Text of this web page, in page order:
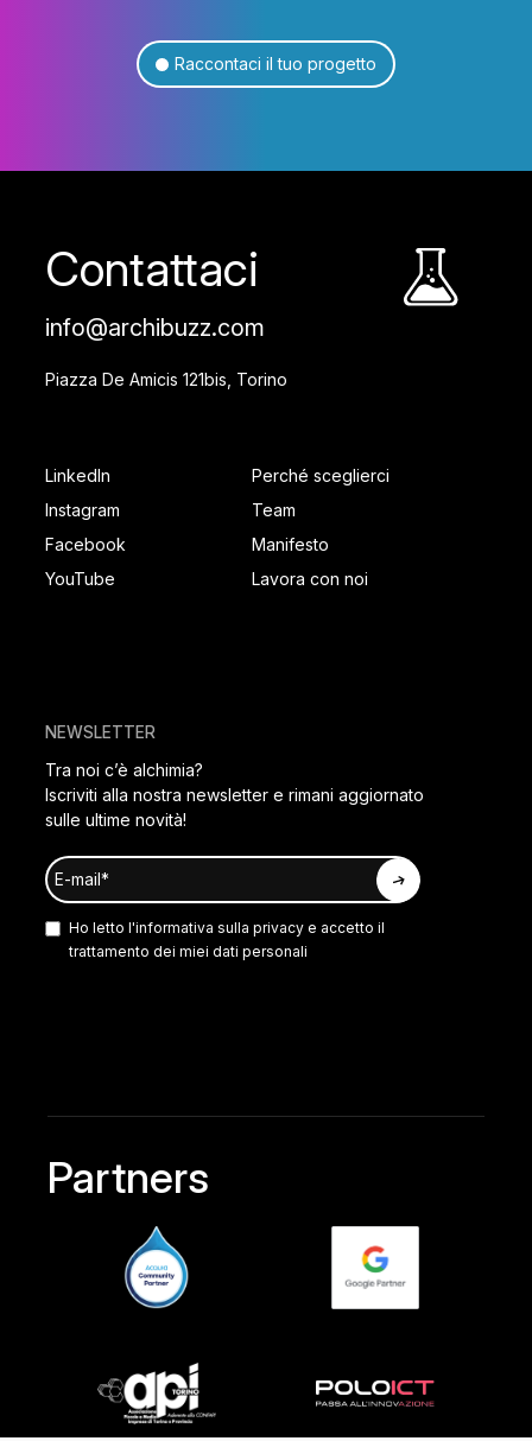
Raccontaci il tuo progetto
Contattaci
info@archibuzz.com
Piazza De Amicis 121bis, Torino
NEWSLETTER
Tra noi c’è alchimia?
Iscriviti alla nostra newsletter e rimani aggiornato
sulle ultime novità!
Ho letto l'informativa sulla privacy
trattamento dei miei dati personali
LinkedIn
Instagram
Facebook
YouTube
Perché sceglierci
Team
Manifesto
Lavora con noi
Partners